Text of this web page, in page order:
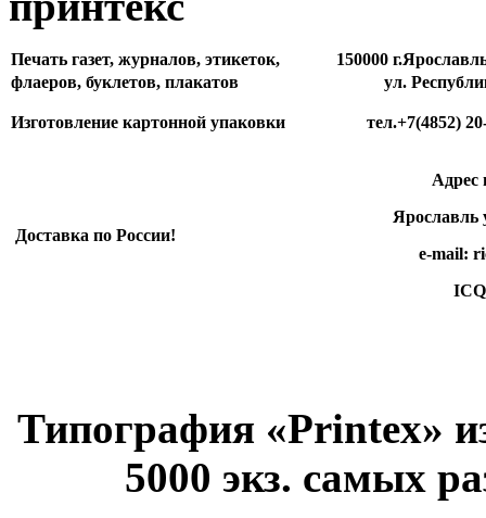
Печать газет, журналов, этикеток,
150000
флаеров, буклетов, плакатов
ул.
Изготовление картонной упаковки тел.+7(4852) 20-
Доставка по России!
Адрес
Ярославль
e-mail: rico-
ICQ 498
Типография «Printex»
5000 экз. самых